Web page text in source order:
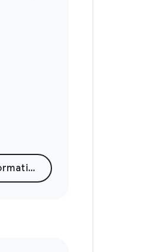
Weitere Informationen